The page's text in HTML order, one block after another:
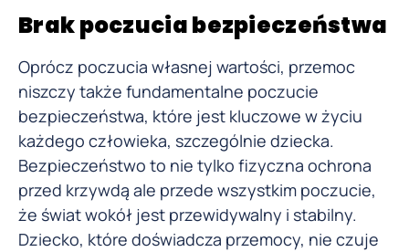
Brak poczucia bezpieczeństwa
Oprócz poczucia własnej wartości, przemoc
niszczy także fundamentalne poczucie
bezpieczeństwa, które jest kluczowe w życiu
każdego człowieka, szczególnie dziecka.
Bezpieczeństwo to nie tylko fizyczna ochrona
przed krzywdą ale przede wszystkim poczucie,
że świat wokół jest przewidywalny i stabilny.
Dziecko, które doświadcza przemocy, nie czuje